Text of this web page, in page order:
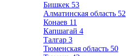
Бишкек 53
Алматинская область 52
Конаев 11
Капшагай 4
Талгар 3
Тюменская область 50